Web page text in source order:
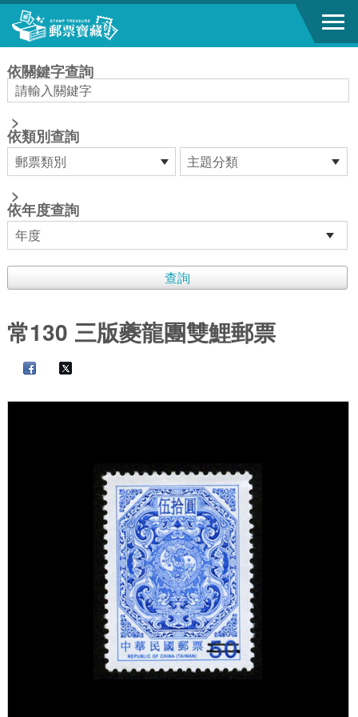
跳到主要內容區塊
依關鍵字查詢
>
依類別查詢
>
依年度查詢
常130 三版夔龍團雙鯉郵票